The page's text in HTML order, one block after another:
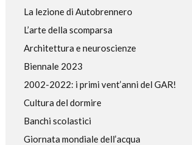
La lezione di Autobrennero
L’arte della scomparsa
Architettura e neuroscienze
Biennale 2023
2002-2022: i primi vent’anni del GAR!
Cultura del dormire
Banchi scolastici
Giornata mondiale dell’acqua